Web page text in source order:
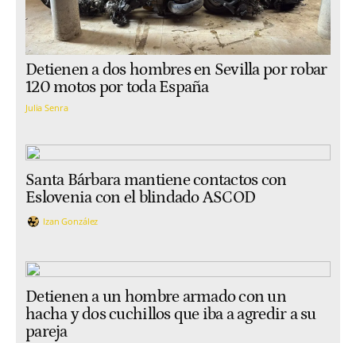
Detienen a dos hombres en Sevilla por robar
120 motos por toda España
Julia Senra
Santa Bárbara mantiene contactos con
Eslovenia con el blindado ASCOD
Izan González
Detienen a un hombre armado con un
hacha y dos cuchillos que iba a agredir a su
pareja